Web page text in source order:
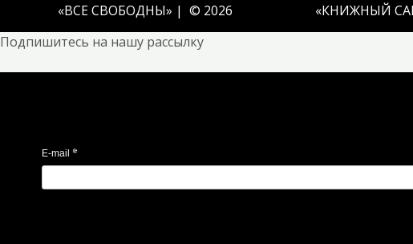
«ВСЕ СВОБОДНЫ» | © 2026
«КНИЖНЫЙ
Подпишитесь на нашу рассылку
E-mail *